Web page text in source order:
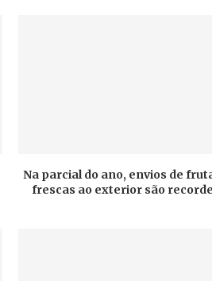
Na parcial do ano, envios de
frescas ao exterior são